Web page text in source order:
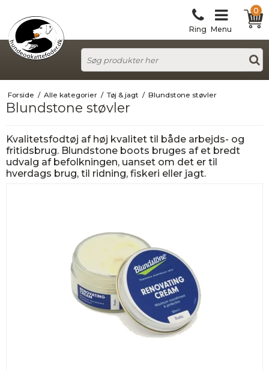
Ring Menu
0
Forside / Alle kategorier / Tøj & jagt / Blundstone støvler
Blundstone støvler
Kvalitetsfodtøj af høj kvalitet til både arbejds- og
fritidsbrug. Blundstone boots bruges af et bredt
udvalg af befolkningen, uanset om det er til
hverdags brug, til ridning, fiskeri eller jagt.